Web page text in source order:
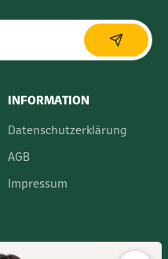
INFORMATION
Datenschutzerklärung
AGB
Impressum